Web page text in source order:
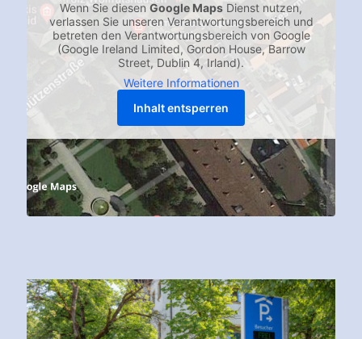
Wenn Sie diesen Google Maps Dienst nutzen,
verlassen Sie unseren Verantwortungsbereich und
betreten den Verantwortungsbereich von Google
(Google Ireland Limited, Gordon House, Barrow
Street, Dublin 4, Irland).
Weitere Informationen
Inhalt entsperren